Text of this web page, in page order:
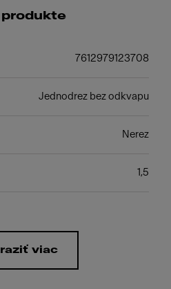
produkte
7612979123708
Jednodrez bez odkvapu
Nerez
1,5
viac